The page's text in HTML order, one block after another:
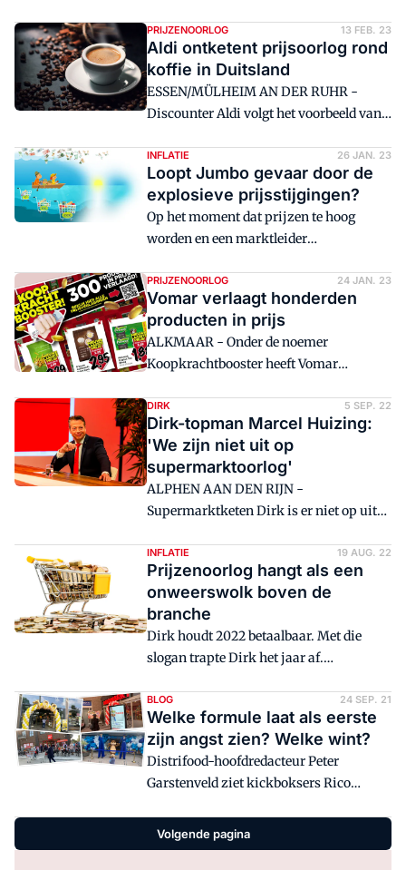
immers aanbiedingen in om zijn
vastlaagrange te promoten. Veghel moet
keuzes maken.
PRIJZENOORLOG 13 FEB. 23
Aldi ontketent prijsoorlog rond
koffie in Duitsland
ESSEN/MÜLHEIM AN DER RUHR -
Discounter Aldi volgt het voorbeeld van
van koffie. Een prijsoorlog tekent zich af
in Duitsland.
INFLATIE 26 JAN. 23
Loopt Jumbo gevaar door de
explosieve prijsstijgingen?
Op het moment dat prijzen te hoog
worden en een marktleider
prijzenoorlog. Dat is een wetmatigheid.
Ketens met te dunne marges lopen dan
groot gevaar. Hoever zitten de
Nederlandse supermarkten van een
derde, nietsontziende prijzenslag? Het
prijzenoorlog is immers al in gang
gezet: torenhoge prijzen. En wie loopt er
dan gevaar, een keten met druk op
marge als Jumbo? De Superunie-leden?
Distrifood duikt in de 'prijs'.
PRIJZENOORLOG 24 JAN. 23
Vomar verlaagt honderden
producten in prijs
ALKMAAR - Onder de noemer
Koopkrachtbooster heeft Vomar
DIRK 5 SEP. 22
Dirk-topman Marcel Huizing:
'We zijn niet uit op
supermarktoorlog'
ALPHEN AAN DEN RIJN -
Supermarktketen Dirk is er niet op uit
INFLATIE 19 AUG. 22
Prijzenoorlog hangt als een
onweerswolk boven de
branche
Dirk houdt 2022 betaalbaar. Met die
slogan trapte Dirk het jaar af.
Er hoeft maar een supermarktketen de
lont in het kruitvat te steken en we zitten
middenin een prijsoorlog.
BLOG 24 SEP. 21
Welke formule laat als eerste
zijn angst zien? Welke wint?
Distrifood-hoofdredacteur Peter
Garstenveld ziet kickboksers Rico
parallellen met supermarkten,
prijzenoorlogen en de strijd om
Volgende pagina